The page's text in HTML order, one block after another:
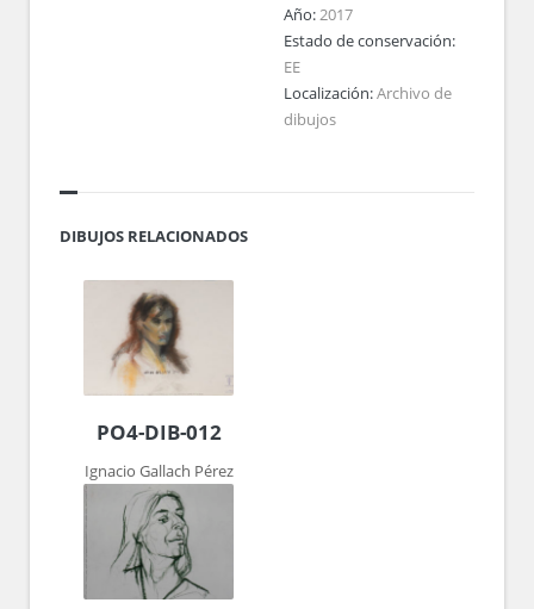
Año:2017
Estado de conservación:
EE
Localización:Archivo de
dibujos
DIBUJOS RELACIONADOS
PO4-DIB-012
Ignacio Gallach Pérez